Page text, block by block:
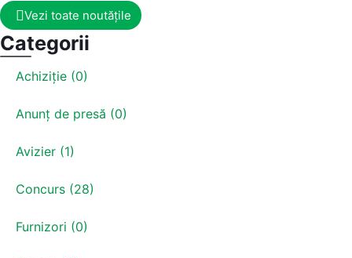
Vezi toate noutățile
Categorii
Achiziție (0)
Anunț de presă (0)
Avizier (1)
Concurs (28)
Furnizori (0)